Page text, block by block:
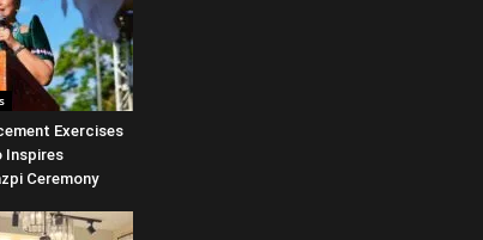
Exercises
Inspires
Ceremony